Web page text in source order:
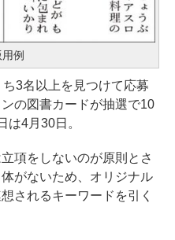
例
3名以上を見つけて応募
の図書カードが抽選で10
は4月30日。
項をしないのが原則とさ
がないため、オリジナル
されるキーワードを引く